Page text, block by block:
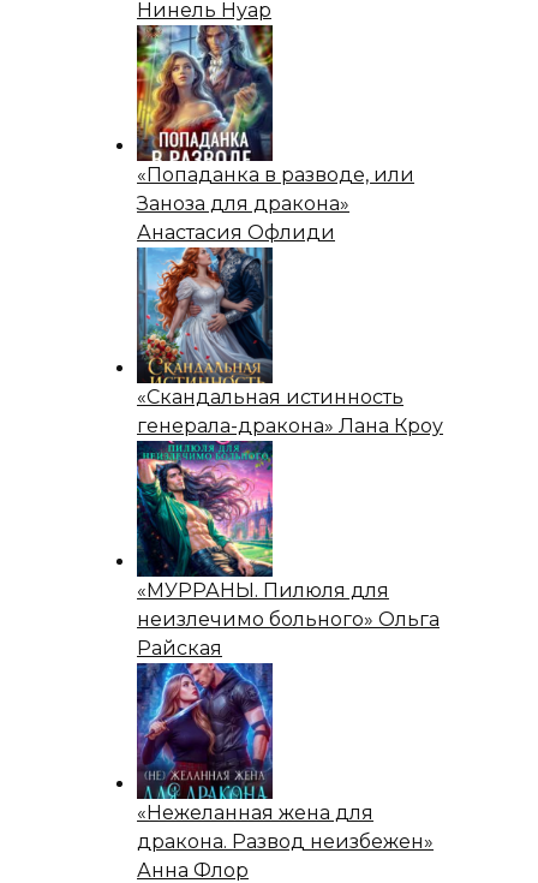
Нинель Нуар
«Попаданка в разводе, или
Заноза для дракона»
Анастасия Офлиди
«Скандальная истинность
генерала-дракона» Лана Кроу
«МУРРАНЫ. Пилюля для
неизлечимо больного» Ольга
Райская
«Нежеланная жена для
дракона. Развод неизбежен»
Анна Флор